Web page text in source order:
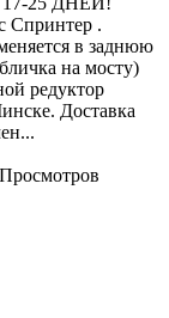
Спринтер .
в заднюю
на мосту)
редуктор
Доставка